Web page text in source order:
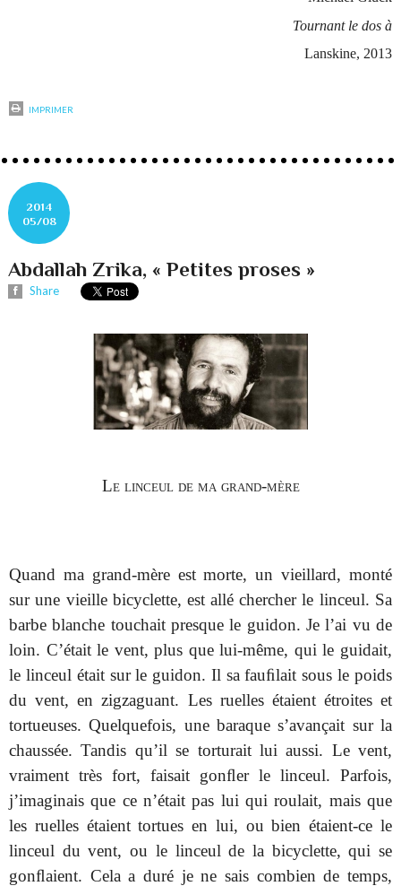
Tournant le dos à
Lanskine, 2013
IMPRIMER
2014
05/08
Abdallah Zrika, « Petites proses »
Share
Le linceul de ma grand-mère
Quand ma grand-mère est morte, un vieillard, monté
sur une vieille bicyclette, est allé chercher le linceul. Sa
barbe blanche touchait presque le guidon. Je l’ai vu de
loin. C’était le vent, plus que lui-même, qui le guidait,
le linceul était sur le guidon. Il sa fauﬁlait sous le poids
du vent, en zigzaguant. Les ruelles étaient étroites et
tortueuses. Quelquefois, une baraque s’avançait sur la
chaussée. Tandis qu’il se torturait lui aussi. Le vent,
vraiment très fort, faisait gonﬂer le linceul. Parfois,
j’imaginais que ce n’était pas lui qui roulait, mais que
les ruelles étaient tortues en lui, ou bien étaient-ce le
linceul du vent, ou le linceul de la bicyclette, qui se
gonﬂaient. Cela a duré je ne sais combien de temps,